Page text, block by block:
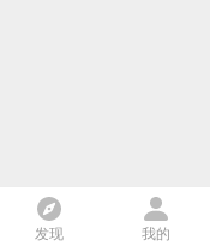
发现 我的